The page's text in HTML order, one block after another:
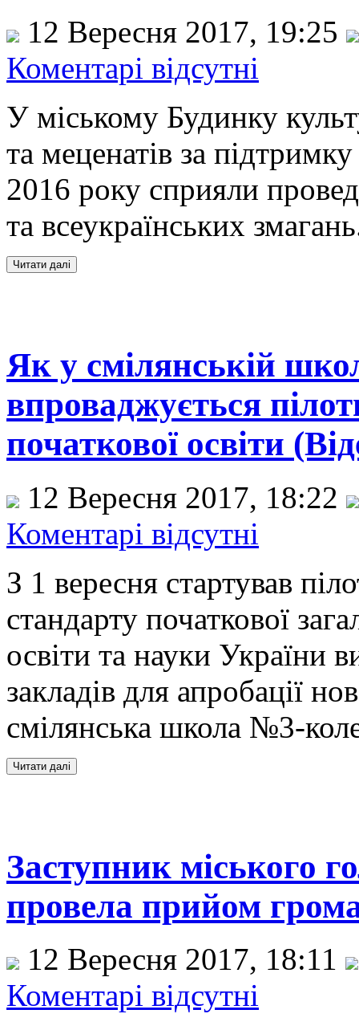
12 Вересня 2017, 19:25
Коментарі відсутні
У міському Будинку
та меценатів за
2016 року сприяли
та всеукраїнських
Як у смілянській
впроваджується
початкової освіти
12 Вересня 2017, 18:22
Коментарі відсутні
З 1 вересня стартував
стандарту початкової
освіти та науки України
закладів для апробації
смілянська школа №3-
Заступник міського
провела прийом
12 Вересня 2017, 18:11
Коментарі відсутні